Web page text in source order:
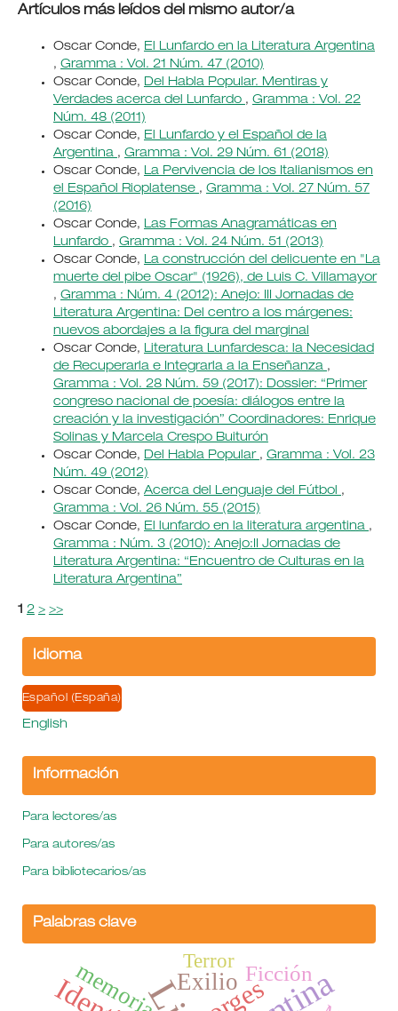
Artículos más leídos del mismo autor/a
Oscar Conde, El Lunfardo en la Literatura Argentina
, Gramma : Vol. 21 Núm. 47 (2010)
Oscar Conde, Del Habla Popular. Mentiras y
Verdades acerca del Lunfardo , Gramma : Vol. 22
Núm. 48 (2011)
Oscar Conde, El Lunfardo y el Español de la
Argentina , Gramma : Vol. 29 Núm. 61 (2018)
Oscar Conde, La Pervivencia de los Italianismos en
el Español Rioplatense , Gramma : Vol. 27 Núm. 57
(2016)
Oscar Conde, Las Formas Anagramáticas en
Lunfardo , Gramma : Vol. 24 Núm. 51 (2013)
Oscar Conde, La construcción del delicuente en "La
muerte del pibe Oscar" (1926), de Luis C. Villamayor
, Gramma : Núm. 4 (2012): Anejo: III Jornadas de
Literatura Argentina: Del centro a los márgenes:
nuevos abordajes a la figura del marginal
Oscar Conde, Literatura Lunfardesca: la Necesidad
de Recuperarla e Integrarla a la Enseñanza ,
Gramma : Vol. 28 Núm. 59 (2017): Dossier: “Primer
congreso nacional de poesía: diálogos entre la
creación y la investigación” Coordinadores: Enrique
Solinas y Marcela Crespo Buiturón
Oscar Conde, Del Habla Popular , Gramma : Vol. 23
Núm. 49 (2012)
Oscar Conde, Acerca del Lenguaje del Fútbol ,
Gramma : Vol. 26 Núm. 55 (2015)
Oscar Conde, El lunfardo en la literatura argentina ,
Gramma : Núm. 3 (2010): Anejo:II Jornadas de
Literatura Argentina: “Encuentro de Culturas en la
Literatura Argentina”
1 2 > >>
Idioma
Español (España)
English
Información
Para lectores/as
Para autores/as
Para bibliotecarios/as
Palabras clave
memoria Exilio Ficción
Terror